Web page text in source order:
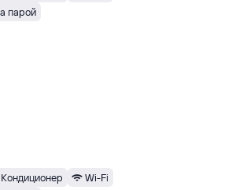
парой
Кондиционер
Wi-Fi